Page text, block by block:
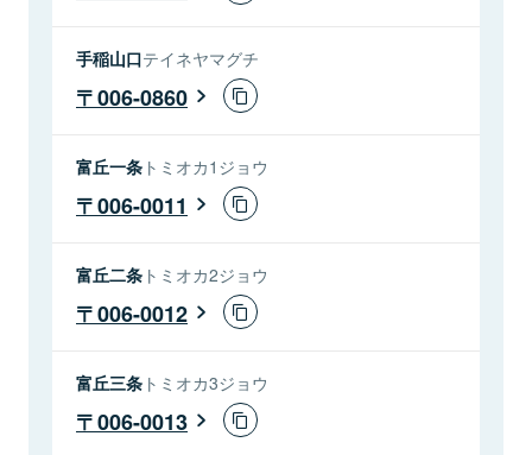
手稲山口テイネヤマグチ
006-0860
富丘一条 トミオカ1ジョウ
006-0011
富丘二条 トミオカ2ジョウ
006-0012
富丘三条 トミオカ3ジョウ
006-0013